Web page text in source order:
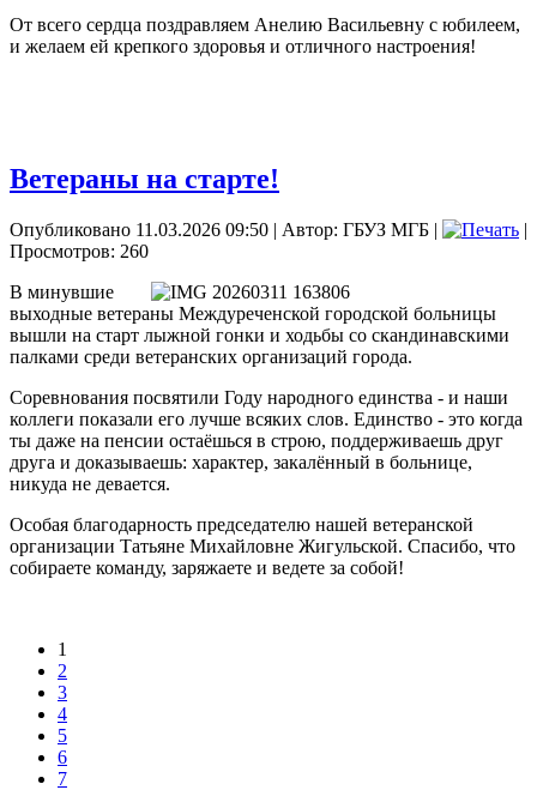
От всего сердца поздравляем Анелию Васильевну с юбилеем,
и желаем ей крепкого здоровья и отличного настроения!
Ветераны на старте!
Опубликовано 11.03.2026 09:50 | Автор: ГБУЗ МГБ |
|
Просмотров: 260
В минувшие
выходные ветераны Междуреченской городской больницы
вышли на старт лыжной гонки и ходьбы со скандинавскими
палками среди ветеранских организаций города.
Соревнования посвятили Году народного единства - и наши
коллеги показали его лучше всяких слов. Единство - это когда
ты даже на пенсии остаёшься в строю, поддерживаешь друг
друга и доказываешь: характер, закалённый в больнице,
никуда не девается.
Особая благодарность председателю нашей ветеранской
организации Татьяне Михайловне Жигульской. Спасибо, что
собираете команду, заряжаете и ведете за собой!
1
2
3
4
5
6
7